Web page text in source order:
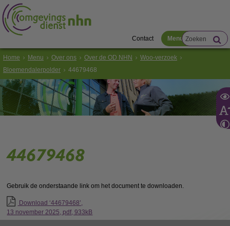
Contact Menu
Home Menu Over ons Over de OD NHN
Woo-verzoek
Bloemendalerpolder
44679468
44679468
Gebruik de onderstaande link om het document te downloaden.
Download ‘44679468’,
13 november 2025, pdf, 933kB